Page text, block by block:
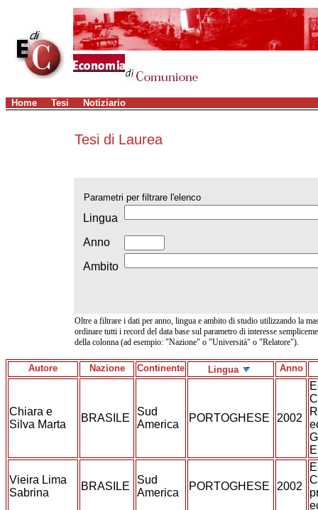
Home Tesi Notiziario
Tesi di Laurea
Parametri per filtrare l'elenco
Lingua
Anno
Ambito
Oltre a filtrare i dati per anno, lingua e ambito di studio utilizzando la
ordinare tutti i record del data base sul parametro di interesse
della colonna (ad esempio: "Nazione" o "Università" o "Relatore").
Autore Nazione Continente Lingua Anno
Chiara e
Silva Marta
BRASILE
Sud
America
PORTOGHESE 2002
Vieira Lima
Sabrina
BRASILE
Sud
America
PORTOGHESE 2002